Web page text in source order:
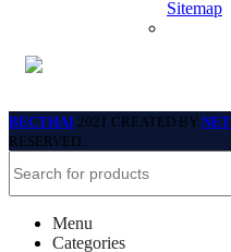
Sitemap
BECTHAI 2021 CREATED BY
RESERVED.
Menu
Categories